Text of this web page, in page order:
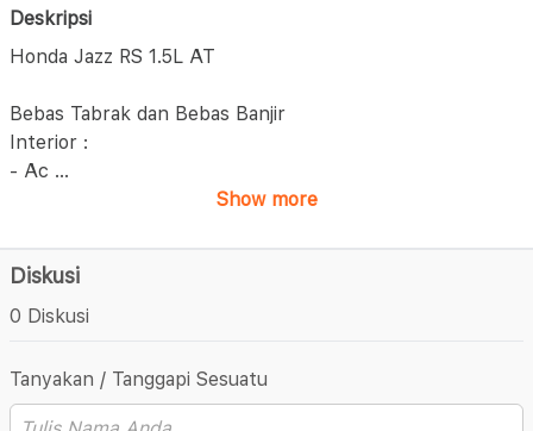
Deskripsi
Honda Jazz RS 1.5L AT
Bebas Tabrak dan Bebas Banjir
Interior :
- Ac ...
Show more
Diskusi
0 Diskusi
Tanyakan / Tanggapi Sesuatu